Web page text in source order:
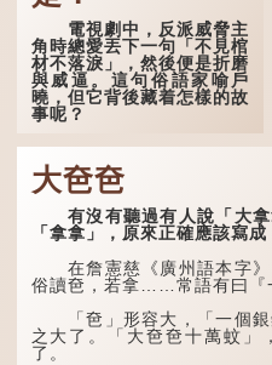
感到十分落泊。於是，道士
拿出一個青瓷枕頭，讓...
電視劇中，反派威脅主
角時總愛丟下一句「不見棺
材不落淚」，然後便是折磨
與威逼。這句俗語家喻戶
曉，但它背後藏着怎樣的故
事呢？
「不見棺材不落淚」的
原句，有說法是「不見棺材
不下淚」或「不見親棺不下
淚」，出自明朝蘭陵笑笑生
所著的《金瓶梅詞話》第九
十八回。原意是指人未親眼
感到悲傷；後來引申為比喻
人執迷不悟，不到徹底失
許多人對這上半句耳熟
能詳，但它其實還有下半句
大夿夿
有沒有聽過有人說「大拿
「拿拿」，原來正確應該寫成
在詹憲慈《廣州語本字》
俗讀夿，若拿……常語有曰『
「夿」形容大，「一個銀
之大了。「大夿夿十萬蚊」
了。